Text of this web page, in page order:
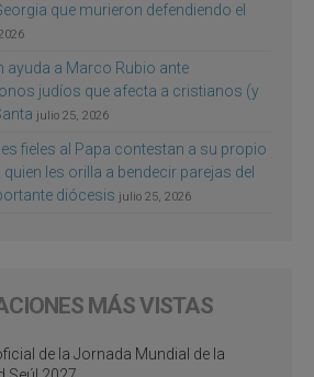
que murieron defendiendo el
ayuda a Marco Rubio ante
judíos que afecta a cristianos (y
julio 25, 2026
fieles al Papa contestan a su propio
les orilla a bendecir parejas del
diócesis julio 25, 2026
MÁS VISTAS
de la Jornada Mundial de la